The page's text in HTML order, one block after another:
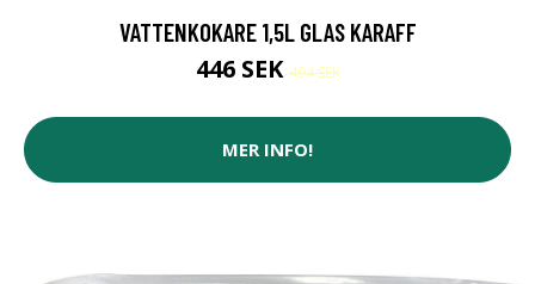
VATTENKOKARE 1,5L GLAS KARAFF
446 SEK494 SEK
MER INFO!